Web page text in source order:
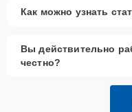
Как можно узнать
Вы действительно
честно?